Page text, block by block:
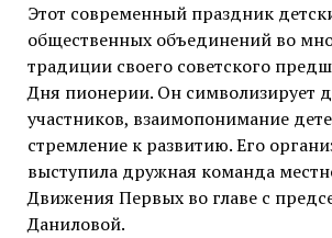
Этот современный праздник
общественных объединений во
традиции своего советского
Дня пионерии. Он символизирует
участников, взаимопонимание
стремление к развитию. Его
выступила дружная команда
Движения Первых во главе с
Даниловой.